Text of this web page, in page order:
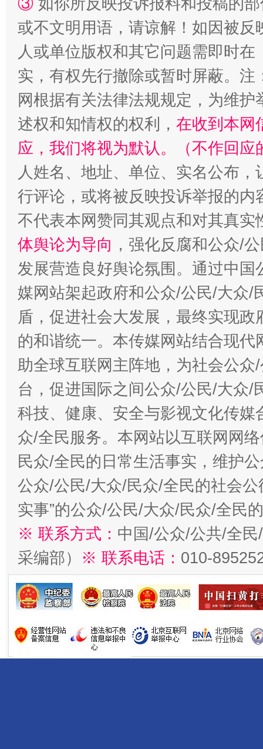
或不文明用语，请谅解！如因被
人或单位版权和其它问题需即时在
实，有权先行撤除或暂时屏蔽。
网根据有关法律法规规定，为维
述权和知情权的权利， 在收到本网
应，我们将视为默认。（不作回应
人姓名、地址、单位、实名公布
行评论，或将被反映投诉举报的
不代表本网赞同其观点和对其真实
体舆论为导向 ，强化反腐和公众/
发展营造良好舆论氛围。通过中
媒网站架起政府和公众/公民/大众/
盾，促进社会大发展，最终实现
的和谐统一。本传媒网站结合现
助全球互联网主阵地，为社会公
台，促进国际之间公众/公民/大众/
科技、健康、安全与影视文化传
众/全民服务。本网站以互联网网
民众/全民的日常生活事实，维护
公众/公民/大众/民众/全民的社会公
实事”的公众/公民/大众/民众/全民
※ 联系方式： 中国/公众/公共/全
采编部） ※ 联系电话： 010-